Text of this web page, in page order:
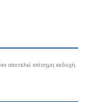
αποτελεί επίσημη εκδοχή.